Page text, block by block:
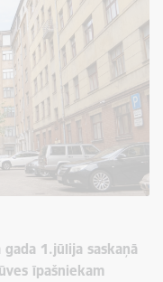
1.jūlija saskaņā
īpašniekam